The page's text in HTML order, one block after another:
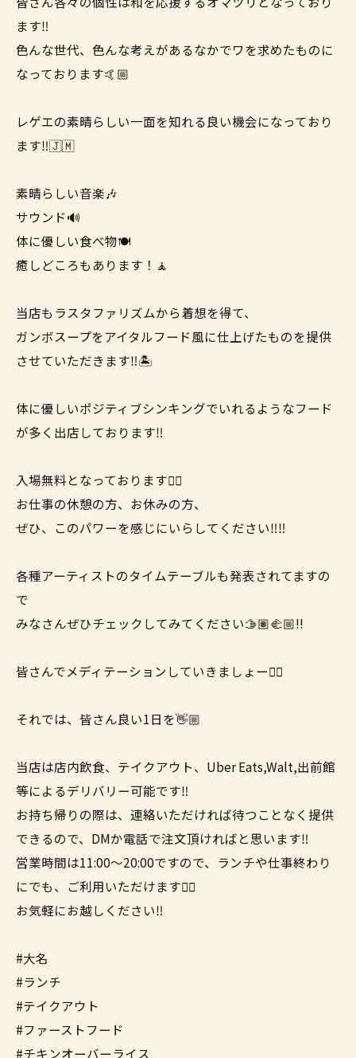
ます‼️
色んな世代、色んな考えがあるなかでワを求めたものに
なっております🤙🏼
レゲエの素晴らしい一面を知れる良い機会になっており
ます‼️🇯🇲
素晴らしい音楽🎶
サウンド🔊
体に優しい食べ物🍽
癒しどころもあります！🧘
当店もラスタファリズムから着想を得て、
ガンボスープをアイタルフード風に仕上げたものを提供
させていただきます‼️🏝
体に優しいポジティブシンキングでいれるようなフード
が多く出店しております‼️
入場無料となっております👍🏼
お仕事の休憩の方、お休みの方、
ぜひ、このパワーを感じにいらしてください‼️‼️
各種アーティストのタイムテーブルも発表されてますの
で
みなさんぜひチェックしてみてください🫱🏽‍🫲🏼‼️
皆さんでメディテーションしていきましょー🖐🏽
それでは、皆さん良い1日を👋🏼
当店は店内飲食、テイクアウト、Uber Eats,Walt,出前館
等によるデリバリー可能です‼︎
お持ち帰りの際は、連絡いただければ待つことなく提供
できるので、DMか電話で注文頂ければと思います‼︎
営業時間は11:00〜20:00ですので、ランチや仕事終わり
にでも、ご利用いただけます✌🏼
お気軽にお越しください‼︎
#大名
#ランチ
#テイクアウト
#ファーストフード
#チキンオーバーライス